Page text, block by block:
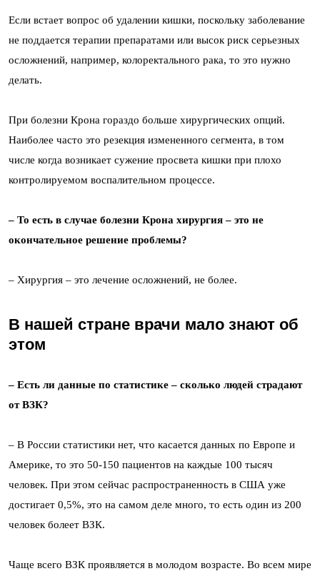
Если встает вопрос об удалении кишки, поскольку заболевание
не поддается терапии препаратами или высок риск серьезных
осложнений, например, колоректального рака, то это нужно
делать.
При болезни Крона гораздо больше хирургических опций.
Наиболее часто это резекция измененного сегмента, в том
числе когда возникает сужение просвета кишки при плохо
контролируемом воспалительном процессе.
– То есть в случае болезни Крона хирургия – это не
окончательное решение проблемы?
– Хирургия – это лечение осложнений, не более.
В нашей стране врачи мало знают об
этом
– Есть ли данные по статистике – сколько людей страдают
от ВЗК?
– В России статистики нет, что касается данных по Европе и
Америке, то это 50-150 пациентов на каждые 100 тысяч
человек. При этом сейчас распространенность в США уже
достигает 0,5%, это на самом деле много, то есть один из 200
человек болеет ВЗК.
Чаще всего ВЗК проявляется в молодом возрасте. Во всем мире